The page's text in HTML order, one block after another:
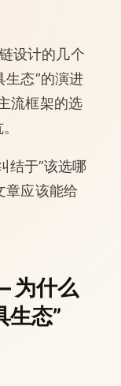
设计的几个
生态”的演进
流框架的选
结于”该选哪
章应该能给
为什么
生态”